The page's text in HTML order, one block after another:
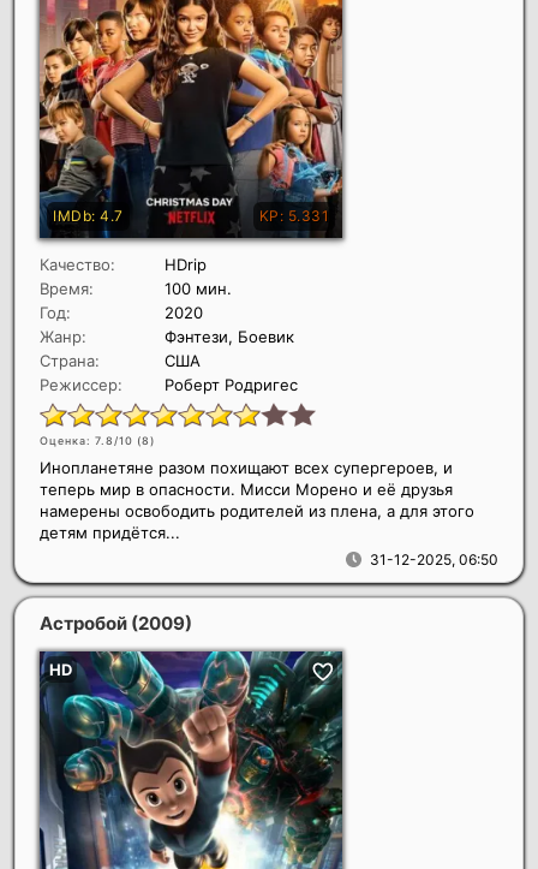
Качество:
HDrip
Время:
100 мин.
Год:
2020
Жанр:
Фэнтези, Боевик
Страна:
США
Режиссер:
Роберт Родригес
Оценка: 7.8/10 (8)
31-12-2025, 06:50
Инопланетяне разом похищают всех супергероев, и
теперь мир в опасности. Мисси Морено и её друзья
намерены освободить родителей из плена, а для этого
детям придётся...
Астробой (2009)